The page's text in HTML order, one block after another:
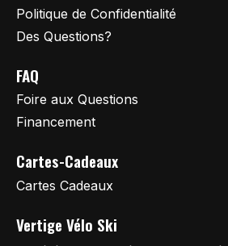
Politique de Confidentialité
Des Questions?
FAQ
Foire aux Questions
Financement
Cartes-Cadeaux
Cartes Cadeaux
Vertige Vélo Ski